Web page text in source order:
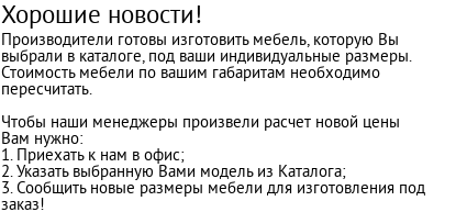
Хорошие новости!
Производители готовы изготовить мебель, которую Вы
выбрали в каталоге, под ваши индивидуальные размеры.
Стоимость мебели по вашим габаритам необходимо
пересчитать.
Чтобы наши менеджеры произвели расчет новой цены
Вам нужно:
1. Приехать к нам в офис;
2. Указать выбранную Вами модель из Каталога;
3. Сообщить новые размеры мебели для изготовления под
заказ!